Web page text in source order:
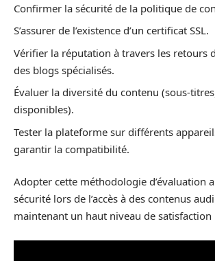
Confirmer la sécurité de la politique de
S’assurer de l’existence d’un certificat SSL.
Vérifier la réputation à travers les retours
des blogs spécialisés.
Évaluer la diversité du contenu (sous-
disponibles).
Tester la plateforme sur différents
garantir la compatibilité.
Adopter cette méthodologie d’évaluation
sécurité lors de l’accès à des contenus
maintenant un haut niveau de satisfaction